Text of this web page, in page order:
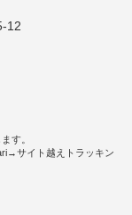
12
す。
サイト越えトラッキン